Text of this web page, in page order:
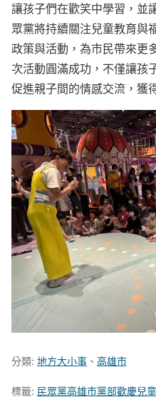
讓孩子們在歡笑中學習，並
眾黨將持續關注兒童教育與
政策與活動，為市民帶來更
次活動圓滿成功，不僅讓孩
促進親子間的情感交流，獲
分類: 地方大小事 、 高雄市
標籤: 民眾黨高雄市黨部歡慶兒